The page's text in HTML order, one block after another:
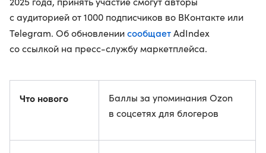
с аудиторией от 1000 подписчиков во ВКонтакте или
Telegram. Об обновлениисообщаетAdIndex
со ссылкой на пресс-службу маркетплейса.
Что нового
Баллы за упоминания Ozon
в соцсетях для блогеров